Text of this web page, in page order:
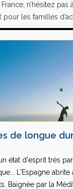
n’hésitez pas
pour les familles
de longue
état d'esprit très
L'Espagne
Baignée par la